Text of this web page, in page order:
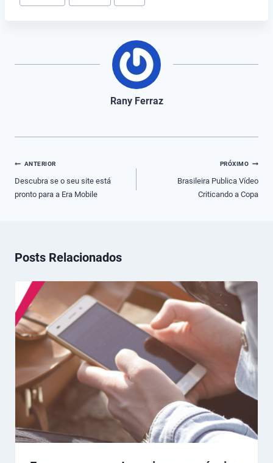
do
Rany Ferraz
Navegação
de
Post
ANTERIOR
Descubra se o seu site está
pronto para a Era Mobile
PRÓXIMO
Brasileira Publica Vídeo
Criticando a Copa
Posts Relacionados